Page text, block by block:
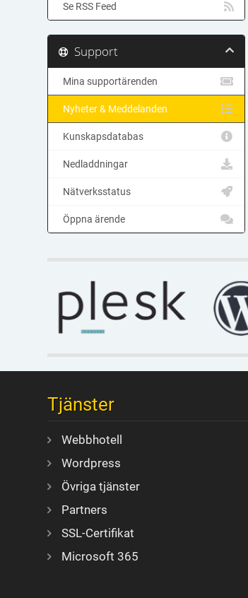
Se RSS Feed
Support
Mina supportärenden
Nyheter & Meddelanden
Kunskapsdatabas
Nedladdningar
Nätverksstatus
Öppna ärende
Tjänster
Webbhotell
Wordpress
Övriga tjänster
Partners
SSL-Certifikat
Microsoft 365